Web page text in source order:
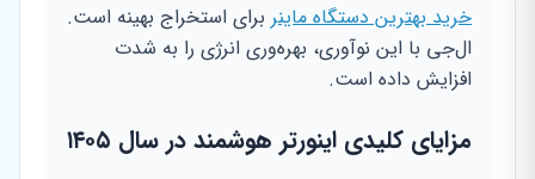
خرید بهترین دستگاه ماینر برای استخراج بهینه است.
ال‌جی با این نوآوری، بهره‌وری انرژی را به شدت
افزایش داده است.
مزایای کلیدی اینورتر هوشمند در سال ۱۴۰۵